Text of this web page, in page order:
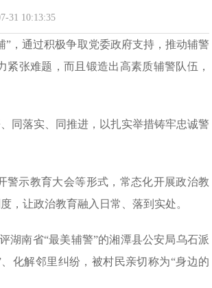
31 10:13:35
，通过积极争取党委政府支持，推动辅警
张难题，而且锻造出高素质辅警队伍，
同落实、同推进，以扎实举措铸牢忠诚警
警示教育大会等形式，常态化开展政治教
，让政治教育融入日常、落到实处。
湖南省“最美辅警”的湘潭县公安局乌石派
化解邻里纠纷，被村民亲切称为“身边的